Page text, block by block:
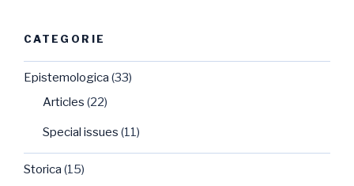
CATEGORIE
Epistemologica (33)
Articles (22)
Special issues (11)
Storica (15)